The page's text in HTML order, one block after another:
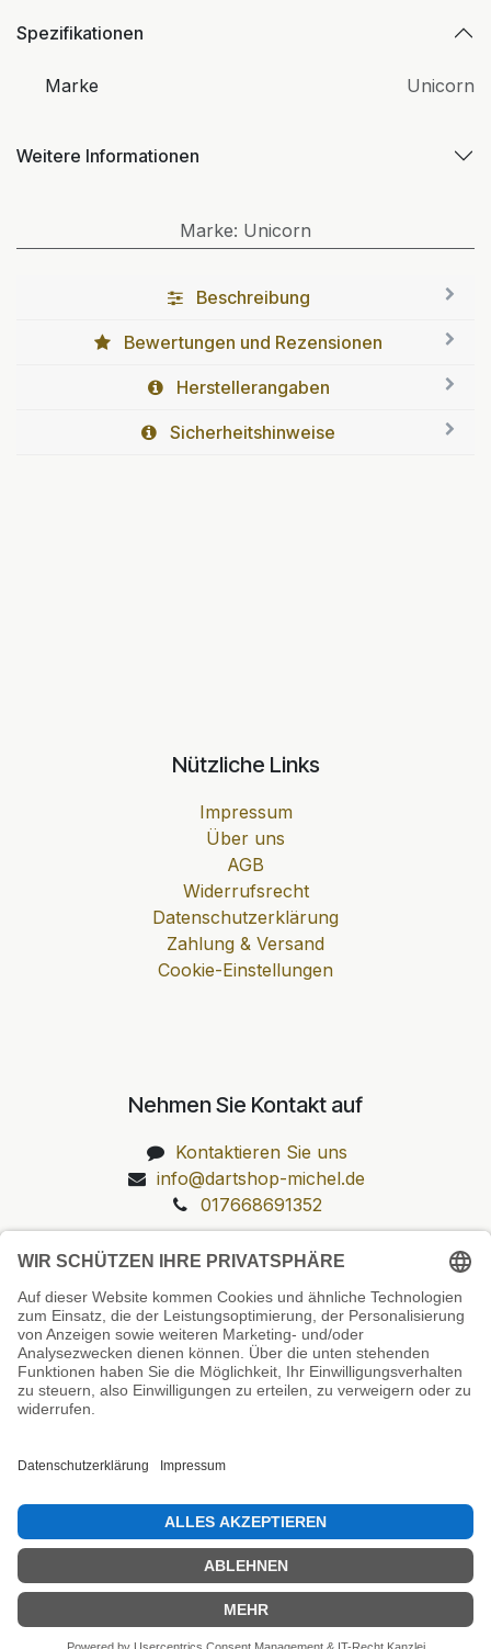
Spezifikationen
Marke Unicorn
Weitere Informationen
Marke: Unicorn
Beschreibung
Bewertungen und Rezensionen
Herstellerangaben
Sicherheitshinweise
Nützliche Links
Impressum
Über uns
AGB
Widerrufsrecht
Datenschutzerklärung
Zahlung & Versand
Cookie-Einstellungen
Nehmen Sie Kontakt auf
Kontaktieren Sie uns
info@dartshop-michel.de
017668691352
Unsere Prüfsiegel